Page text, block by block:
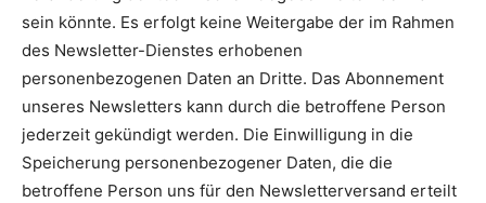
sein könnte. Es erfolgt keine Weitergabe der im Rahmen
des Newsletter-Dienstes erhobenen
personenbezogenen Daten an Dritte. Das Abonnement
unseres Newsletters kann durch die betroffene Person
jederzeit gekündigt werden. Die Einwilligung in die
Speicherung personenbezogener Daten, die die
betroffene Person uns für den Newsletterversand erteilt